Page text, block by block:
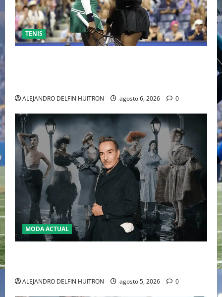
TENIS
ALEJANDRO DELFIN HUITRON agosto 6, 2026 0
MODA ACTUAL
ALEJANDRO DELFIN HUITRON agosto 5, 2026 0